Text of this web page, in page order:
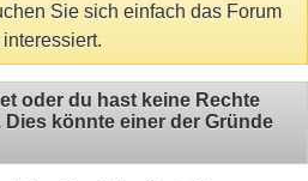
Sie sich einfach das Forum
oder du hast keine Rechte
könnte einer der Gründe